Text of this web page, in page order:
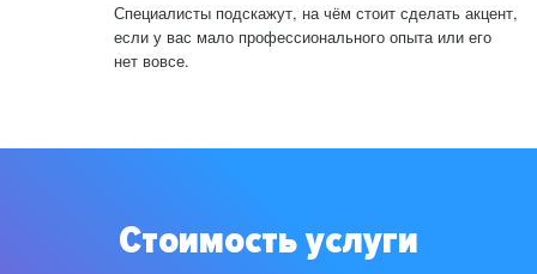
Специалисты подскажут, на чём стоит сделать акцент,
если у вас мало профессионального опыта или его
нет вовсе.
Стоимость услуги